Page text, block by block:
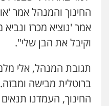
החינוך והמנהל אמר 'או
אמר 'נוציא מכרז
וקיבל את הבן שלי".
תגובת המנהל, אלי
ברוטלית מבישה
החינוך, העמדנו